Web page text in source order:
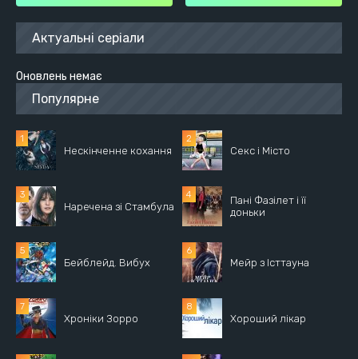
Актуальні серіали
Оновлень немає
Популярне
Нескінченне кохання Секс і Місто
Наречена зі Стамбула
Пані Фазілет і її
доньки
Бейблейд. Вибух Мейр з Істтауна
Хроніки Зорро Хороший лікар